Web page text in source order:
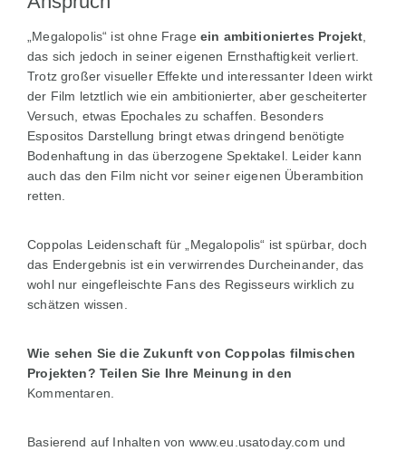
„Megalopolis“ ist ohne Frage ein ambitioniertes Projekt
das sich jedoch in seiner eigenen Ernsthaftigkeit verliert.
Trotz großer visueller Effekte und interessanter Ideen wirkt
der Film letztlich wie ein ambitionierter, aber gescheiterter
Versuch, etwas Epochales zu schaffen. Besonders
Espositos Darstellung bringt etwas dringend benötigte
Bodenhaftung in das überzogene Spektakel. Leider kann
auch das den Film nicht vor seiner eigenen Überambition
retten.
Coppolas Leidenschaft für „Megalopolis“ ist spürbar, doch
das Endergebnis ist ein verwirrendes Durcheinander, das
wohl nur eingefleischte Fans des Regisseurs wirklich zu
schätzen wissen.
Wie sehen Sie die Zukunft von Coppolas filmischen
Projekten? Teilen Sie Ihre Meinung in den
Kommentaren.
Basierend auf Inhalten von www.eu.usatoday.com und